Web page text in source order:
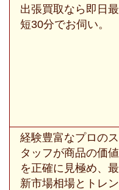
出張買取なら即日最
短30分でお伺い。
経験豊富なプロのス
タッフが商品の価値
を正確に見極め、最
新市場相場とトレン